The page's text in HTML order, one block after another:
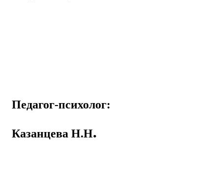
Педагог-психолог:
Казанцева Н.Н.